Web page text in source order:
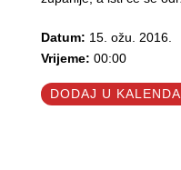
Datum: 15. ožu. 2016.
Vrijeme: 00:00
DODAJ U